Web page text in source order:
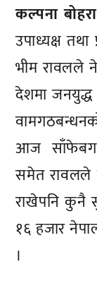
कल्पना
उपाध्यक्ष तथा
भीम रावलले
देशमा
आज साँफेबगर
समेत रावलले
राखेपनि कुनै
१६ हजार
।